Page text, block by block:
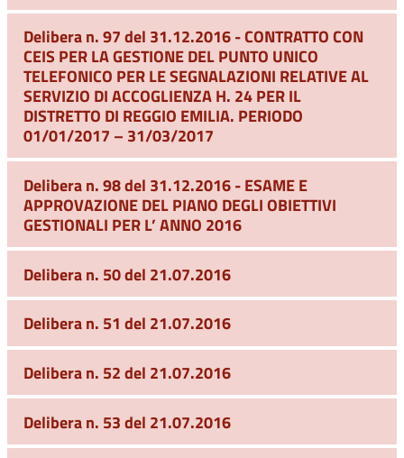
Delibera n. 97 del 31.12.2016 - CONTRATTO CON
CEIS PER LA GESTIONE DEL PUNTO UNICO
TELEFONICO PER LE SEGNALAZIONI RELATIVE AL
SERVIZIO DI ACCOGLIENZA H. 24 PER IL
DISTRETTO DI REGGIO EMILIA. PERIODO
01/01/2017 – 31/03/2017
Delibera n. 98 del 31.12.2016 - ESAME E
APPROVAZIONE DEL PIANO DEGLI OBIETTIVI
GESTIONALI PER L’ ANNO 2016
Delibera n. 50 del 21.07.2016
Delibera n. 51 del 21.07.2016
Delibera n. 52 del 21.07.2016
Delibera n. 53 del 21.07.2016